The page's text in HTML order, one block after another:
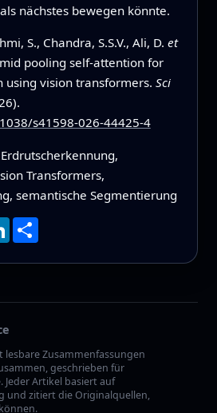
nächstes bewegen könnte.
S., Chandra, S.S.V., Ali, D. et
pooling self-attention for
using vision transformers. Sci
s41598-026-44425-4
Erdrutsch­erkennung,
Transformers,
semantische Segmentierung
LinkedInTeilen
lesbare Zusammenfassungen
geschrieben für
Artikel basiert auf
und zitiert die Originalquellen,